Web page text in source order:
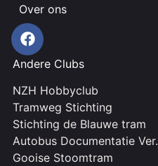
Over ons
Andere Clubs
NZH Hobbyclub
Tramweg Stichting
Stichting de Blauwe tram
Autobus Documentatie Ver.
Gooise Stoomtram